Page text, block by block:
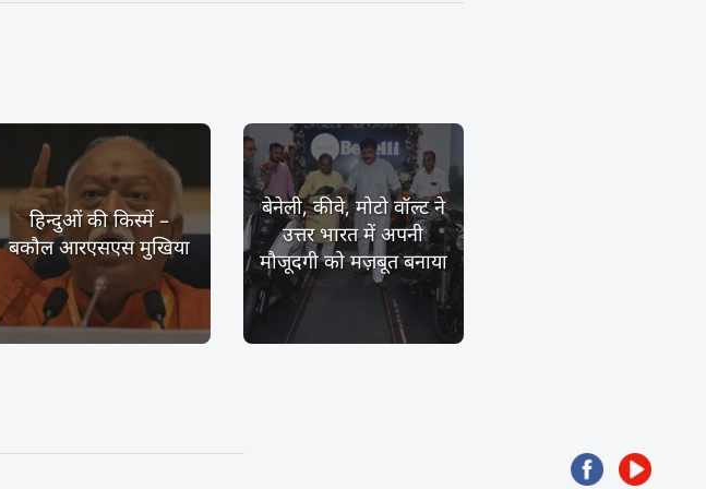
हिन्दुओं की किस्में –
बकौल आरएसएस मुखिया
बेनेली, कीवे, मोटो वॉल्ट ने
उत्तर भारत में अपनी
मौजूदगी को मज़बूत बनाया